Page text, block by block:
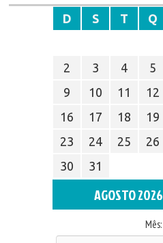
D S T Q
2
3 4 5
9
10 11 12
16
17 18 19
23
24 25 26
30
31
AGOSTO 2026
Mês: